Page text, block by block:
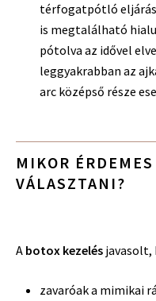
térfogatpótló
is megtalálható
pótolva az idővel
leggyakrabban az
arc középső része
MIKOR
VÁLASZTANI?
A botox kezelés javasolt,
zavaróak a mimikai